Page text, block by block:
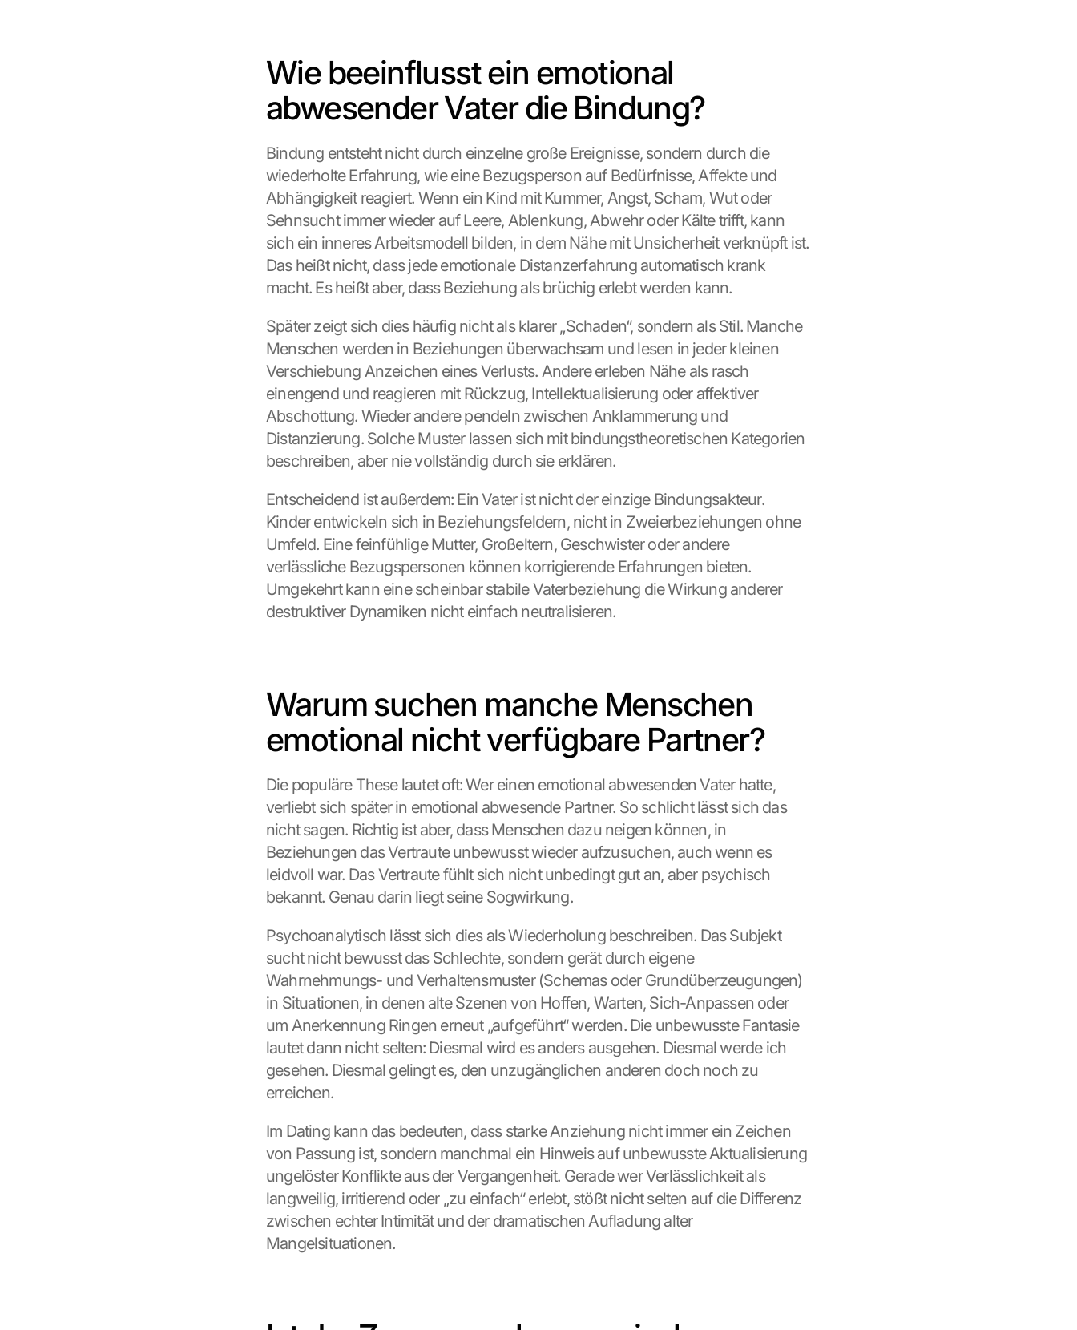
Wie beeinflusst ein emotional
abwesender Vater die Bindung?
Bindung entsteht nicht durch einzelne große Ereignisse, sondern durch die
wiederholte Erfahrung, wie eine Bezugsperson auf Bedürfnisse, Affekte und
Abhängigkeit reagiert. Wenn ein Kind mit Kummer, Angst, Scham, Wut oder
Sehnsucht immer wieder auf Leere, Ablenkung, Abwehr oder Kälte trifft, kann
sich ein inneres Arbeitsmodell bilden, in dem Nähe mit Unsicherheit verknüpft ist.
Das heißt nicht, dass jede emotionale Distanzerfahrung automatisch krank
macht. Es heißt aber, dass Beziehung als brüchig erlebt werden kann.
Später zeigt sich dies häufig nicht als klarer „Schaden“, sondern als Stil. Manche
Menschen werden in Beziehungen überwachsam und lesen in jeder kleinen
Verschiebung Anzeichen eines Verlusts. Andere erleben Nähe als rasch
einengend und reagieren mit Rückzug, Intellektualisierung oder affektiver
Abschottung. Wieder andere pendeln zwischen Anklammerung und
Distanzierung. Solche Muster lassen sich mit bindungstheoretischen Kategorien
beschreiben, aber nie vollständig durch sie erklären.
Entscheidend ist außerdem: Ein Vater ist nicht der einzige Bindungsakteur.
Kinder entwickeln sich in Beziehungsfeldern, nicht in Zweierbeziehungen ohne
Umfeld. Eine feinfühlige Mutter, Großeltern, Geschwister oder andere
verlässliche Bezugspersonen können korrigierende Erfahrungen bieten.
Umgekehrt kann eine scheinbar stabile Vaterbeziehung die Wirkung anderer
destruktiver Dynamiken nicht einfach neutralisieren.
Warum suchen manche Menschen
emotional nicht verfügbare Partner?
Die populäre These lautet oft: Wer einen emotional abwesenden Vater hatte,
verliebt sich später in emotional abwesende Partner. So schlicht lässt sich das
nicht sagen. Richtig ist aber, dass Menschen dazu neigen können, in
Beziehungen das Vertraute unbewusst wieder aufzusuchen, auch wenn es
leidvoll war. Das Vertraute fühlt sich nicht unbedingt gut an, aber psychisch
bekannt. Genau darin liegt seine Sogwirkung.
Psychoanalytisch lässt sich dies als Wiederholung beschreiben. Das Subjekt
sucht nicht bewusst das Schlechte, sondern gerät durch eigene
Wahrnehmungs- und Verhaltensmuster (Schemas oder Grundüberzeugungen)
in Situationen, in denen alte Szenen von Hoffen, Warten, Sich-Anpassen oder
um Anerkennung Ringen erneut „aufgeführt“ werden. Die unbewusste Fantasie
lautet dann nicht selten: Diesmal wird es anders ausgehen. Diesmal werde ich
gesehen. Diesmal gelingt es, den unzugänglichen anderen doch noch zu
erreichen.
Im Dating kann das bedeuten, dass starke Anziehung nicht immer ein Zeichen
von Passung ist, sondern manchmal ein Hinweis auf unbewusste Aktualisierung
ungelöster Konflikte aus der Vergangenheit. Gerade wer Verlässlichkeit als
langweilig, irritierend oder „zu einfach“ erlebt, stößt nicht selten auf die Differenz
zwischen echter Intimität und der dramatischen Aufladung alter
Mangelsituationen.